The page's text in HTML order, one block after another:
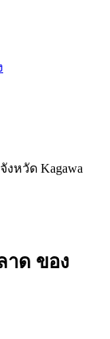
หวัด Kagawa
าด ของ